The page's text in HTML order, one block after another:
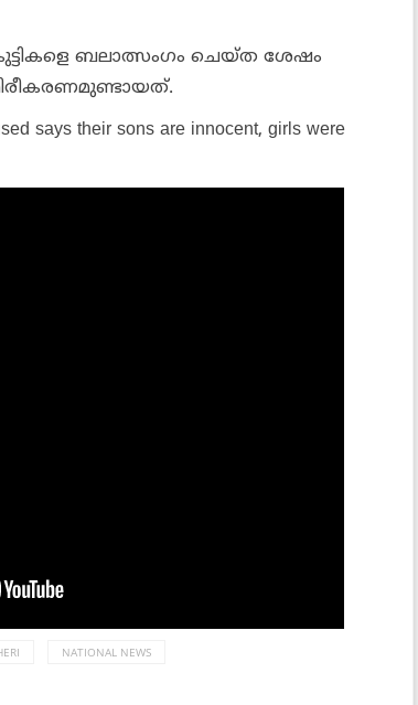
ബലാത്സംഗം ചെയ്ത ശേഷം
says their sons are innocent, girls were
NATIONAL NEWS